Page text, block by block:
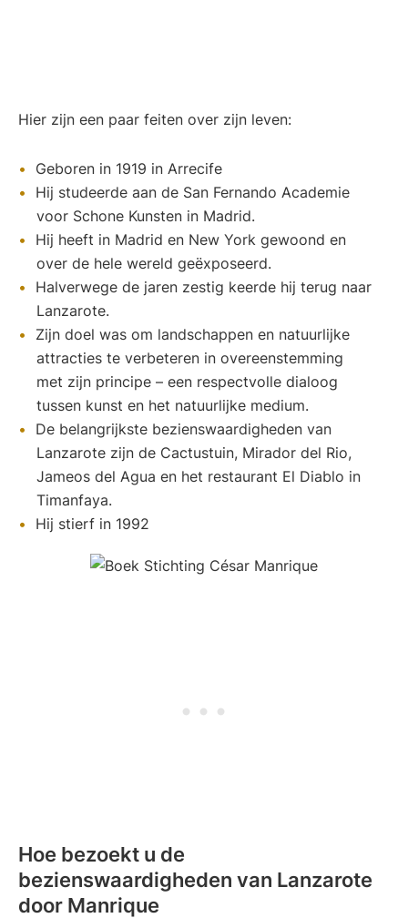
Hier zijn een paar feiten over zijn leven:
Geboren in 1919 in Arrecife
Hij studeerde aan de San Fernando Academie
voor Schone Kunsten in Madrid.
Hij heeft in Madrid en New York gewoond en
over de hele wereld geëxposeerd.
Halverwege de jaren zestig keerde hij terug naar
Lanzarote.
Zijn doel was om landschappen en natuurlijke
attracties te verbeteren in overeenstemming
met zijn principe – een respectvolle dialoog
tussen kunst en het natuurlijke medium.
De belangrijkste bezienswaardigheden van
Lanzarote zijn de Cactustuin, Mirador del Rio,
Jameos del Agua en het restaurant El Diablo in
Timanfaya.
Hij stierf in 1992
Hoe bezoekt u de
bezienswaardigheden van Lanzarote
door Manrique